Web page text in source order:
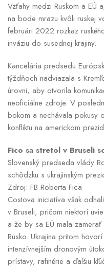
Vzťahy medzi Ruskom a EÚ
na bode mrazu kvôli ruskej
februári 2022 rozkaz
inváziu do susednej krajiny.
Kancelária predsedu
týždňoch nadviazala s
úrovni, aby otvorila
neoficiálne zdroje. V
bokom a nechávala pokusy
konfliktu na americkom
Fico sa stretol v Bruseli
Slovenský predseda vlády
schôdzku s ukrajinským
Zdroj: FB Roberta Fica
Costova iniciatíva však
v Bruseli, pričom niektorí
a že by sa EÚ mala zamerať
Rusko. Ukrajina pritom
intenzívnejším dronovým
prístavy, rafinérie a ďalšiu